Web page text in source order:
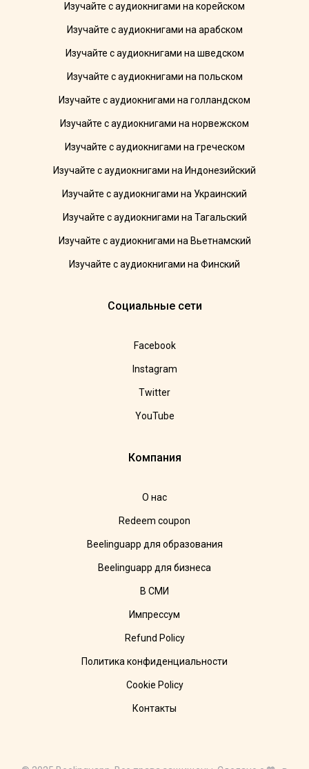
Изучайте с аудиокнигами на корейском
Изучайте с аудиокнигами на арабском
Изучайте с аудиокнигами на шведском
Изучайте с аудиокнигами на польском
Изучайте с аудиокнигами на голландском
Изучайте с аудиокнигами на норвежском
Изучайте с аудиокнигами на греческом
Изучайте с аудиокнигами на Индонезийский
Изучайте с аудиокнигами на Украинский
Изучайте с аудиокнигами на Тагальский
Изучайте с аудиокнигами на Вьетнамский
Изучайте с аудиокнигами на Финский
Социальные сети
Facebook
Instagram
Twitter
YouTube
Компания
О нас
Redeem coupon
Beelinguapp для образования
Beelinguapp для бизнеса
В СМИ
Импрессум
Refund Policy
Политика конфиденциальности
Cookie Policy
Контакты